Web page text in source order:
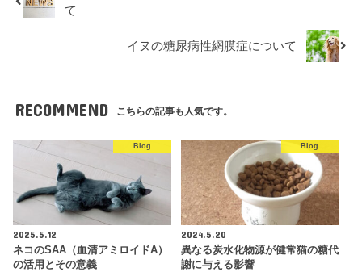
て
イヌの糖尿病性網膜症について
RECOMMEND こちらの記事も人気です。
Blog
2025.5.12
ネコのSAA（血清アミロイドA）
の活用とその意義
Blog
2024.5.20
異なる炭水化物源が健常猫の糖代
謝に与える影響